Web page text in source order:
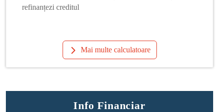
refinanțezi creditul
Mai multe calculatoare
Info Financiar